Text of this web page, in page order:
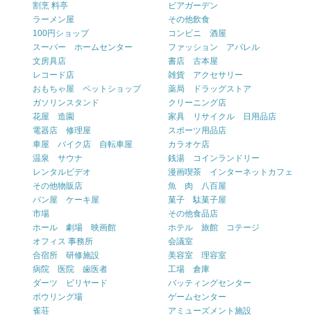
割烹 料亭
ビアガーデン
ラーメン屋
その他飲食
100円ショップ
コンビニ 酒屋
スーパー ホームセンター
ファッション アパレル
文房具店
書店 古本屋
レコード店
雑貨 アクセサリー
おもちゃ屋 ペットショップ
薬局 ドラッグストア
ガソリンスタンド
クリーニング店
花屋 造園
家具 リサイクル 日用品店
電器店 修理屋
スポーツ用品店
車屋 バイク店 自転車屋
カラオケ店
温泉 サウナ
銭湯 コインランドリー
レンタルビデオ
漫画喫茶 インターネットカフェ
その他物販店
魚 肉 八百屋
パン屋 ケーキ屋
菓子 駄菓子屋
市場
その他食品店
ホール 劇場 映画館
ホテル 旅館 コテージ
オフィス 事務所
会議室
合宿所 研修施設
美容室 理容室
病院 医院 歯医者
工場 倉庫
ダーツ ビリヤード
バッティングセンター
ボウリング場
ゲームセンター
雀荘
アミューズメント施設